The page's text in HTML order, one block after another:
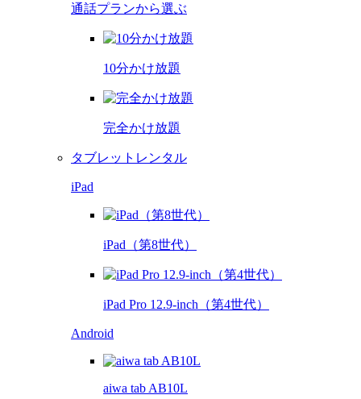
通話プランから選ぶ
10分かけ放題
完全かけ放題
タブレットレンタル
iPad
iPad（第8世代）
iPad Pro 12.9-inch（第4世代）
Android
aiwa tab AB10L